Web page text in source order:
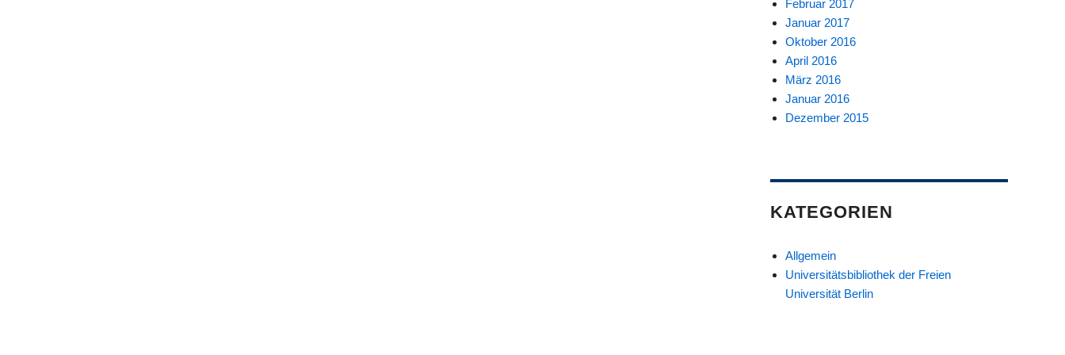
Februar 2017
Januar 2017
Oktober 2016
April 2016
März 2016
Januar 2016
Dezember 2015
KATEGORIEN
Allgemein
Universitätsbibliothek der Freien
Universität Berlin